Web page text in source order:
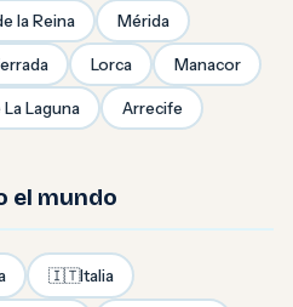
la Reina Mérida
Lorca Manacor
Laguna Arrecife
el mundo
🇮🇹Italia